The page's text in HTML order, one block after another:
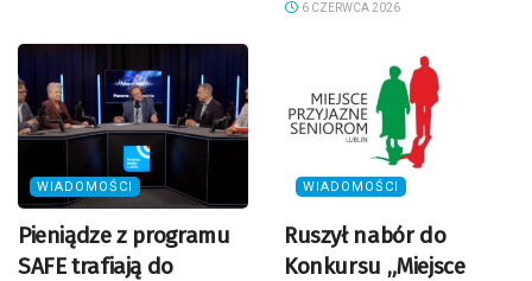
6 CZERWCA 2026
WIADOMOŚCI
Pieniądze z programu
SAFE trafiają do
WIADOMOŚCI
Ruszył nabór do
Konkursu „Miejsce